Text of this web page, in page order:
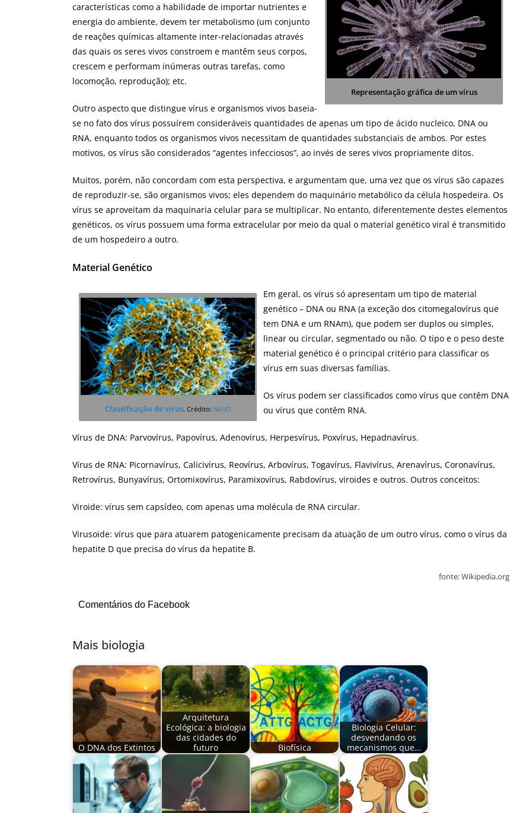
Representação gráfica de um vírus
características como a habilidade de importar nutrientes e
energia do ambiente, devem ter metabolismo (um conjunto
de reações químicas altamente inter-relacionadas através
das quais os seres vivos constroem e mantêm seus corpos,
crescem e performam inúmeras outras tarefas, como
locomoção, reprodução); etc.
Outro aspecto que distingue vírus e organismos vivos baseia-
se no fato dos vírus possuírem consideráveis quantidades de apenas um tipo de ácido nucleico, DNA ou
RNA, enquanto todos os organismos vivos necessitam de quantidades substanciais de ambos. Por estes
motivos, os vírus são considerados “agentes infecciosos”, ao invés de seres vivos propriamente ditos.
Muitos, porém, não concordam com esta perspectiva, e argumentam que, uma vez que os vírus são capazes
de reproduzir-se, são organismos vivos; eles dependem do maquinário metabólico da célula hospedeira. Os
vírus se aproveitam da maquinaria celular para se multiplicar. No entanto, diferentemente destes elementos
genéticos, os vírus possuem uma forma extracelular por meio da qual o material genético viral é transmitido
de um hospedeiro a outro.
Material Genético
Classificação de vírus. Crédito: NIAID
Em geral, os vírus só apresentam um tipo de material
genético – DNA ou RNA (a exceção dos citomegalovírus que
tem DNA e um RNAm), que podem ser duplos ou simples,
linear ou circular, segmentado ou não. O tipo e o peso deste
material genético é o principal critério para classificar os
vírus em suas diversas famílias.
Os vírus podem ser classificados como vírus que contêm DNA
ou vírus que contêm RNA.
Vírus de DNA: Parvovírus, Papovírus, Adenovírus, Herpesvírus, Poxvírus, Hepadnavírus.
Vírus de RNA: Picornavírus, Calicivírus, Reovírus, Arbovírus, Togavírus, Flavivírus, Arenavírus, Coronavírus,
Retrovírus, Bunyavírus, Ortomixovírus, Paramixovírus, Rabdovírus, viroides e outros. Outros conceitos:
Viroide: vírus sem capsídeo, com apenas uma molécula de RNA circular.
Virusoide: vírus que para atuarem patogenicamente precisam da atuação de um outro vírus, como o vírus da
hepatite D que precisa do vírus da hepatite B.
fonte: Wikipedia.org
Comentários do Facebook
Mais biologia
O DNA dos Extintos
Arquitetura
Ecológica: a biologia
das cidades do
futuro
Biofísica
Biologia Celular:
desvendando os
mecanismos que…